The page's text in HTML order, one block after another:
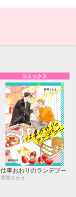
コミックス
仕事おわりのランデブー
草間さかえ